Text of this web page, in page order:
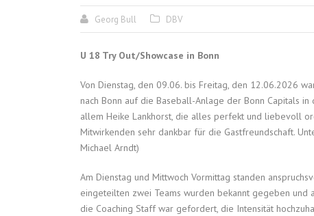
Georg Bull DBV
U 18 Try Out/Showcase in Bonn
Von Dienstag, den 09.06. bis Freitag, den 12.06.2026
nach Bonn auf die Baseball-Anlage der Bonn Capitals
allem Heike Lankhorst, die alles perfekt und liebevoll
Mitwirkenden sehr dankbar für die Gastfreundschaft.
Michael Arndt)
Am Dienstag und Mittwoch Vormittag standen
eingeteilten zwei Teams wurden bekannt gegeben und
die Coaching Staff war gefordert, die Intensität